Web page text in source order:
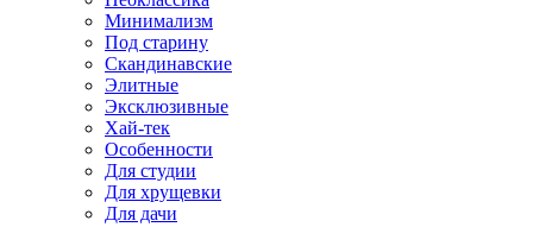
Минимализм
Под старину
Скандинавские
Элитные
Эксклюзивные
Хай-тек
Особенности
Для студии
Для хрущевки
Для дачи